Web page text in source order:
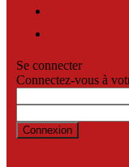
Se connecter
Connectez-vous à